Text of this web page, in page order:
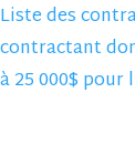
Liste des
contractant
à 25 000$ pour